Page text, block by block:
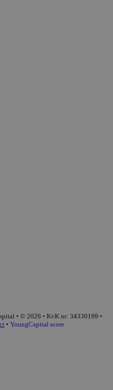
• © 2026 • KvK nr: 34330199 •
• YoungCapital score